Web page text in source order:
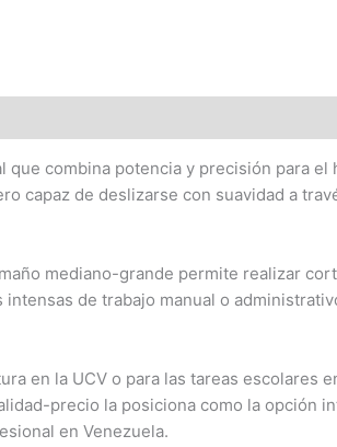
que combina potencia y precisión para el
capaz de deslizarse con suavidad a
mediano-grande permite realizar
de trabajo manual o
en la UCV o para las tareas escolares
precio la posiciona como la opción
en Venezuela.